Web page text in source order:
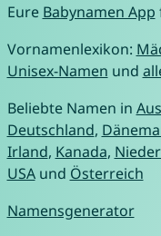
Eure Babynamen App
Vornamenlexikon:
Unisex-Namen und
Beliebte Namen in
Deutschland,
Irland, Kanada,
USAund Österreich
Namensgenerator